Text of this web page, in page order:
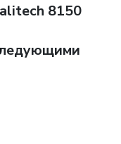
8150